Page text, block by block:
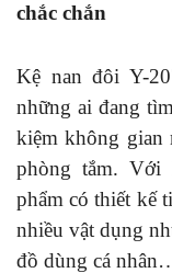
chắc chắn
Kệ nan đôi Y-
những ai đang
kiệm không gian
phòng tắm. Với
phẩm có thiết kế
nhiều vật dụng
đồ dùng cá